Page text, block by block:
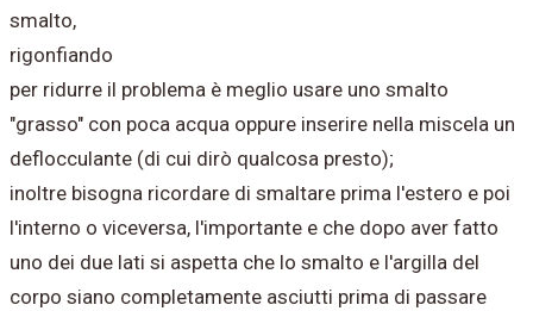
smalto,
rigonfiando
per ridurre il problema è meglio usare uno smalto
"grasso" con poca acqua oppure inserire nella miscela un
deflocculante (di cui dirò qualcosa presto);
inoltre bisogna ricordare di smaltare prima l'estero e poi
l'interno o viceversa, l'importante e che dopo aver fatto
uno dei due lati si aspetta che lo smalto e l'argilla del
corpo siano completamente asciutti prima di passare